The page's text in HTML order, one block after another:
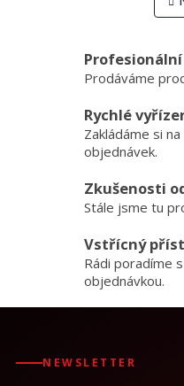
Prodáváme
Rychlé
Zakládáme si
objednávek.
Zkušenosti
Stále jsme tu
Vstřícný
Rádi poradíme
objednávkou.
NEWSLETTER